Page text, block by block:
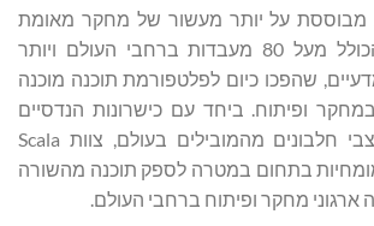
מבוססת על יותר מעשור של מחקר מאומת
בתכנון חלבונים, הכולל מעל 80 מעבדות ברחבי העולם ויותר
מדעיים, שהפכו כיום לפלטפורמת תוכנה מוכנה
ופיתוח. ביחד עם כישרונות הנדסיים
ברמה גבוהה ומעצבי חלבונים מהמובילים בעולם, צוות Scala
בתחום במטרה לספק תוכנה מהשורה
מחקר ופיתוח ברחבי העולם.